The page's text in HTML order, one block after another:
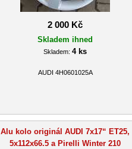
2 000 Kč
Skladem ihned
Skladem: 4 ks
AUDI 4H0601025A
Alu kolo originál AUDI 7x17“ ET25,
5x112x66.5 a Pirelli Winter 210